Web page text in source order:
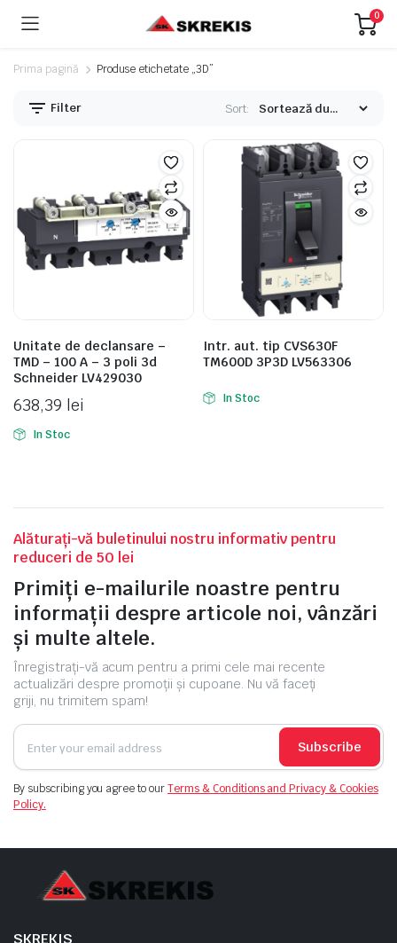
0
Prima pagină Produse etichetate „3D”
Filter Sort:
Unitate de declansare –
TMD – 100 A – 3 poli 3d
Schneider LV429030
638,39 lei
In Stoc
Intr. aut. tip CVS630F
TM600D 3P3D LV563306
In Stoc
Alăturați-vă buletinului nostru informativ pentru
reduceri de 50 lei
Primiți e-mailurile noastre pentru
informații despre articole noi, vânzări
și multe altele.
Înregistrați-vă acum pentru a primi cele mai recente
actualizări despre promoții și cupoane. Nu vă faceți
griji, nu trimitem spam!
Subscribe
By subscribing you agree to ourTerms & Conditions and Privacy & Cookies
Policy.
SKREKIS